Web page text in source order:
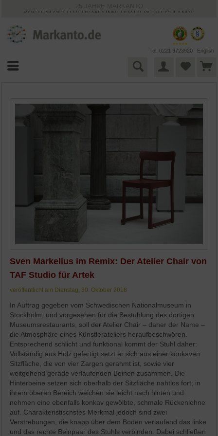
KOSTENLOSER VERSAND INNERHALB DEUTSCHLANDS
VIELFÄLTIGE ZAHLUNGSMÖGLICHKEITEN
BESTPRICE-GARANTIE
Tel. 0221 9723920 English
Sven Markelius im Remix: Der Atelier Chair von
TAF Studio für Artek
veröffentlicht am Dienstag, 30. Oktober 2018
In Auftrag gegeben vom Schwedischen Nationalmuseum in
Stockholm, und vorgesehen für die Bestuhlung des dortigen
Museumsrestaurants, soll der Atelier Chair – daher der Name –
die Atmosphäre eines Künstlerateliers heraufbeschwören.
Entsprechend schlicht und funktional kommt der Stuhl daher:
Vollständig aus Holz gefertigt setzt er sich aus einer konkaven
Sitzfläche, die von vier Zargen gerahmt ist, sowie vier
weitgehend gerade verlaufenden Beinen zusammen. Die
Hinterbeine setzen sich oberhalb der Sitzfläche nahtlos fort; in
ihrem oberen Bereich weichen sie leicht nach hinten und
nehmen eine ebenfalls konkav gewölbte, schmale Rückenlehne
auf. Charakteristischstes Merkmal jedoch sind zwei
Verstrebungen, die knapp über dem Boden verlaufend das linke
und das rechte Beinpaar des Stuhls verbinden. Dabei schließen